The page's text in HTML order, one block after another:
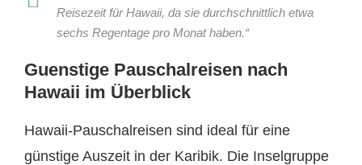
Reisezeit für Hawaii, da sie durchschnittlich etwa
sechs Regentage pro Monat haben.“
Guenstige Pauschalreisen nach
Hawaii im Überblick
Hawaii-Pauschalreisen sind ideal für eine
günstige Auszeit in der Karibik. Die Inselgruppe